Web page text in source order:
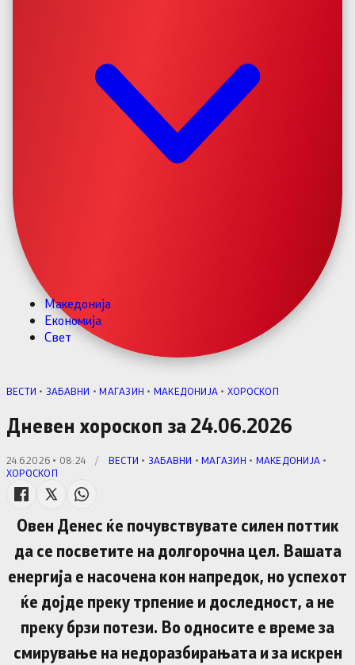
Македонија
Економија
Свет
ВЕСТИ • ЗАБАВНИ •МАГАЗИН • МАКЕДОНИЈА • ХОРОСКОП
Дневен хороскоп за 24.06.2026
24.6.2026 • 08:24 / ВЕСТИ • ЗАБАВНИ •МАГАЗИН • МАКЕДОНИЈА •
ХОРОСКОП
Овен Денес ќе почувствувате силен поттик
да се посветите на долгорочна цел. Вашата
енергија е насочена кон напредок, но успехот
ќе дојде преку трпение и доследност, а не
преку брзи потези. Во односите е време за
смирување на недоразбирањата и за искрен